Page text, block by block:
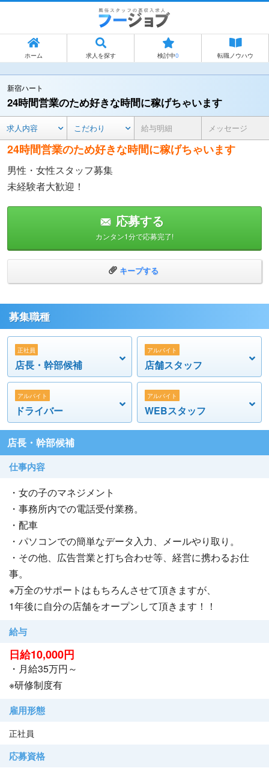
ホーム 求人を探す 検討中0 転職ノウハウ
新宿ハート
24時間営業のため好きな時間に稼げちゃいます
求人内容 こだわり 給与明細 メッセージ
24時間営業のため好きな時間に稼げちゃいます
男性・女性スタッフ募集
未経験者大歓迎！
応募する
カンタン1分で応募完了!
キープする
募集職種
正社員
店長・幹部候補
アルバイト
店舗スタッフ
アルバイト
ドライバー
アルバイト
WEBスタッフ
店長・幹部候補
仕事内容
・女の子のマネジメント
・事務所内での電話受付業務。
・配車
・パソコンでの簡単なデータ入力、メールやり取り。
・その他、広告営業と打ち合わせ等、経営に携わるお仕
事。
※万全のサポートはもちろんさせて頂きますが、
1年後に自分の店舗をオープンして頂きます！！
給与
日給10,000円
・月給35万円～
※研修制度有
雇用形態
正社員
応募資格